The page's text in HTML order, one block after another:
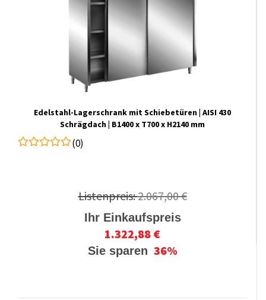
Edelstahl-​​Lagerschrank mit Schiebetüren | AISI 430
Schrägdach | B1400 x T700 x H2140 mm
(0)
Listenpreis:2.067,00 €
Ihr Einkaufspreis
1.322,88 €
Sie sparen 36%